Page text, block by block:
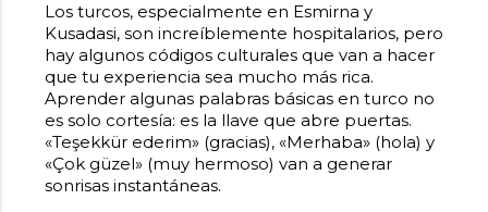
Los turcos, especialmente en Esmirna y
Kusadasi, son increíblemente hospitalarios, pero
hay algunos códigos culturales que van a hacer
que tu experiencia sea mucho más rica.
Aprender algunas palabras básicas en turco no
es solo cortesía: es la llave que abre puertas.
«Teşekkür ederim» (gracias), «Merhaba» (hola) y
«Çok güzel» (muy hermoso) van a generar
sonrisas instantáneas.